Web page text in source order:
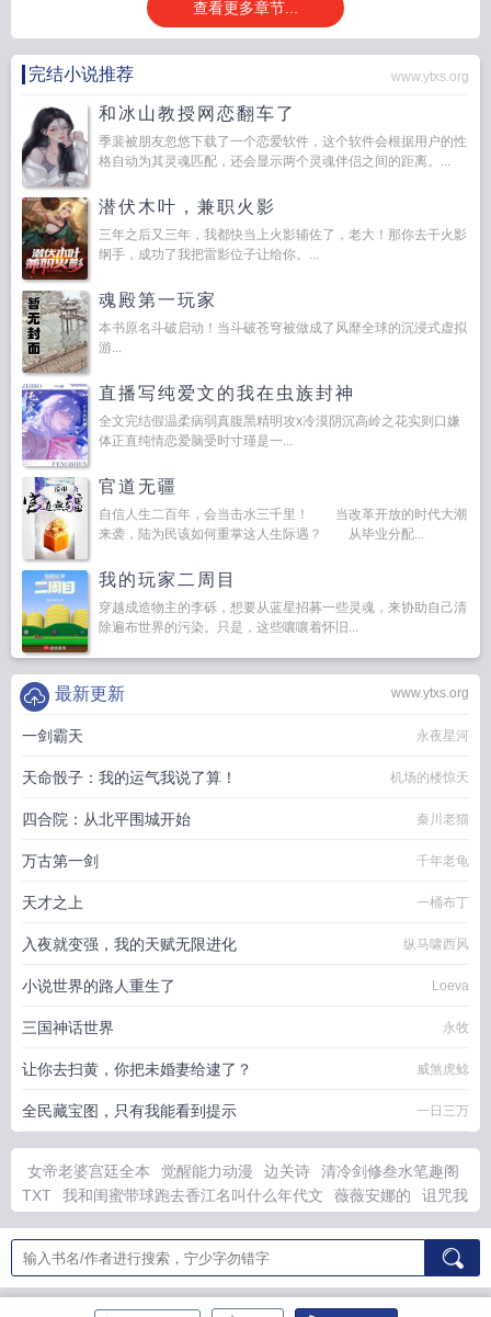
查看更多章节...
完结小说推荐 www.ytxs.org
和冰山教授网恋翻车了
季裴被朋友忽悠下载了一个恋爱软件，这个软件会根据用户的性
格自动为其灵魂匹配，还会显示两个灵魂伴侣之间的距离。...
潜伏木叶，兼职火影
三年之后又三年，我都快当上火影辅佐了，老大！那你去干火影
纲手，成功了我把雷影位子让给你。...
魂殿第一玩家
本书原名斗破启动！当斗破苍穹被做成了风靡全球的沉浸式虚拟
游...
直播写纯爱文的我在虫族封神
全文完结假温柔病弱真腹黑精明攻x冷漠阴沉高岭之花实则口嫌
体正直纯情恋爱脑受时寸瑾是一...
官道无疆
自信人生二百年，会当击水三千里！ 当改革开放的时代大潮
来袭，陆为民该如何重掌这人生际遇？ 从毕业分配...
我的玩家二周目
穿越成造物主的李砾，想要从蓝星招募一些灵魂，来协助自己清
除遍布世界的污染。只是，这些嚷嚷着怀旧...
www.ytxs.org
最新更新
一剑霸天 永夜星河
天命骰子：我的运气我说了算！ 机场的楼惊天
四合院：从北平围城开始 秦川老猫
万古第一剑 千年老龟
天才之上 一桶布丁
入夜就变强，我的天赋无限进化 纵马啸西风
小说世界的路人重生了 Loeva
三国神话世界 永牧
让你去扫黄，你把未婚妻给逮了？ 威煞虎鲶
全民藏宝图，只有我能看到提示 一日三万
女帝老婆宫廷全本 觉醒能力动漫 边关诗
清冷剑修叁水笔趣阁
TXT
我和闺蜜带球跑去香江名叫什么年代文 薇薇安娜的
诅咒我
教头是什么官职
天幕介绍历史传给古代帝王 地仙会什么法术
父
慈子孝打一数字答案是什么
枕山河by杨尘微
失笑电视剧免费观
看全集完整版高清
禁军教头是什么官
禁军教头对应现在什么工